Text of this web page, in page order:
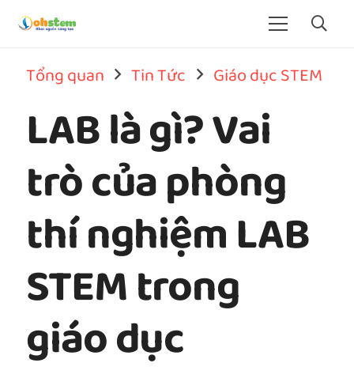
Tổng quan Tin Tức Giáo dục STEM
LAB là gì? Vai
trò của phòng
thí nghiệm LAB
STEM trong
giáo dục